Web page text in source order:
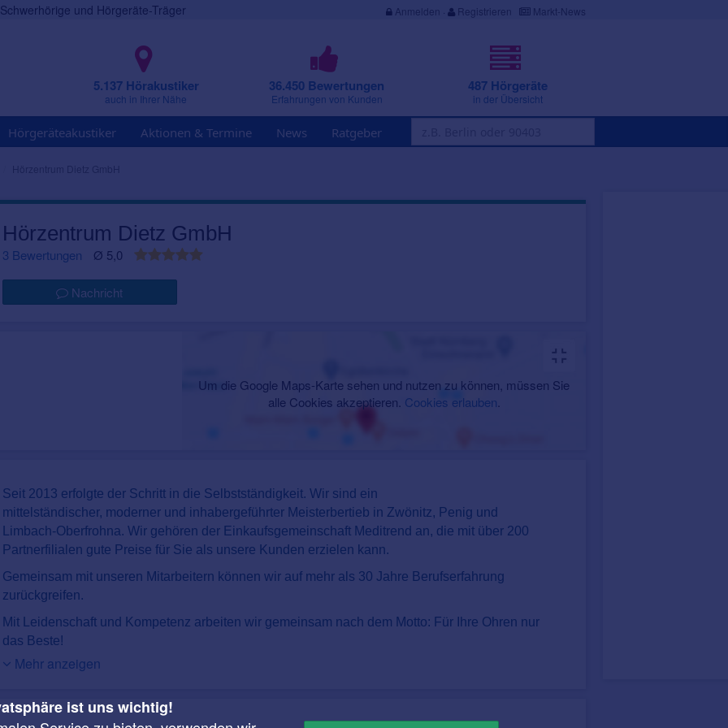
und Hörgeräte-Träger Anmelden · Registrieren Markt-News
5.137 Hörakustiker
auch in Ihrer Nähe
36.450 Bewertungen
Erfahrungen von Kunden
487 Hörgeräte
in der Übersicht
Hörgeräteakustiker Aktionen & Termine News Ratgeber
Hörzentrum Dietz GmbH
Hörzentrum Dietz GmbH
3 Bewertungen Ø 5,0
Nachricht
Um die Google Maps-Karte sehen und nutzen zu können, müssen Sie
alle Cookies akzeptieren. Cookies erlauben
Seit 2013 erfolgte der Schritt in die Selbstständigkeit. Wir sind ein
mittelständischer, moderner und inhabergeführter Meisterbertieb in Zwönitz, Penig und
Limbach-Oberfrohna. Wir gehören der Einkaufsgemeinschaft Meditrend an, die mit über 200
Partnerfilialen gute Preise für Sie als unsere Kunden erzielen kann.
Gemeinsam mit unseren Mitarbeitern können wir auf mehr als 30 Jahre Berufserfahrung
zurückgreifen.
Mit Leidenschaft und Kompetenz arbeiten wir gemeinsam nach dem Motto: Für Ihre Ohren nur
das Beste!
Mehr anzeigen
ist uns wichtig!